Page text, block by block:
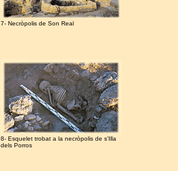
7- Necròpolis de Son Real
8- Esquelet trobat a la necròpolis de s'Illa
dels Porros